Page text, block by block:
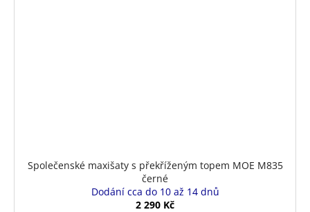
Společenské maxišaty s překříženým topem MOE M835
černé
Dodání cca do 10 až 14 dnů
2 290 Kč